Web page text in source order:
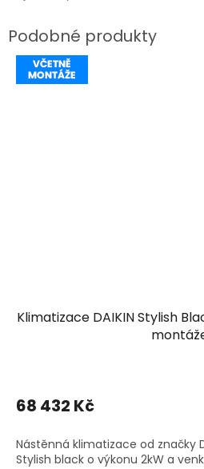
Klimatizace DAIKIN Stylish
68 432 Kč
Nástěnná klimatizace od značky
Stylish black o výkonu 2kW a